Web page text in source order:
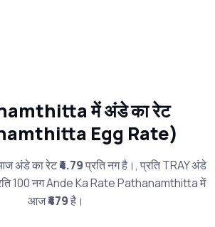
में अंडे का रेट
Egg Rate)
अंडे का रेट₹4.79प्रति नग है।, प्रति TRAY अंडे
100 नग Ande Ka Rate Pathanamthitta में
आज₹479है।